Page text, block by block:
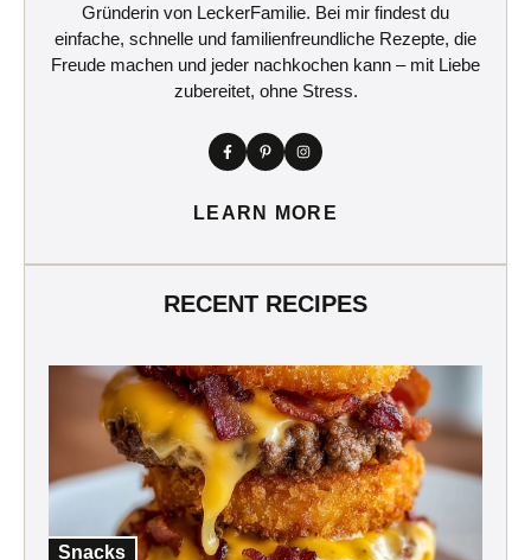
Gründerin von LeckerFamilie. Bei mir findest du
einfache, schnelle und familienfreundliche Rezepte, die
Freude machen und jeder nachkochen kann – mit Liebe
zubereitet, ohne Stress.
LEARN MORE
RECENT RECIPES
Snacks